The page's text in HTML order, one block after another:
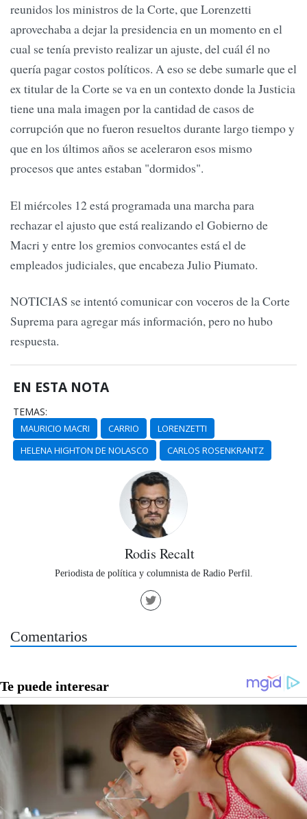
reunidos los ministros de la Corte, que Lorenzetti
aprovechaba a dejar la presidencia en un momento en el
cual se tenía previsto realizar un ajuste, del cuál él no
quería pagar costos políticos. A eso se debe sumarle que el
ex titular de la Corte se va en un contexto donde la Justicia
tiene una mala imagen por la cantidad de casos de
corrupción que no fueron resueltos durante largo tiempo y
que en los últimos años se aceleraron esos mismo
procesos que antes estaban "dormidos".
El miércoles 12 está programada una marcha para
rechazar el ajusto que está realizando el Gobierno de
Macri y entre los gremios convocantes está el de
empleados judiciales, que encabeza Julio Piumato.
NOTICIAS se intentó comunicar con voceros de la Corte
Suprema para agregar más información, pero no hubo
respuesta.
EN ESTA NOTA
TEMAS:
MAURICIO MACRI CARRIO
LORENZETTI
HELENA HIGHTON DE NOLASCO
CARLOS ROSENKRANTZ
Rodis Recalt
Periodista de política y columnista de Radio Perfil.
Comentarios